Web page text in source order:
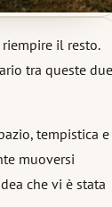
il resto.
tra queste due
tempistica e
muoversi
che vi è stata